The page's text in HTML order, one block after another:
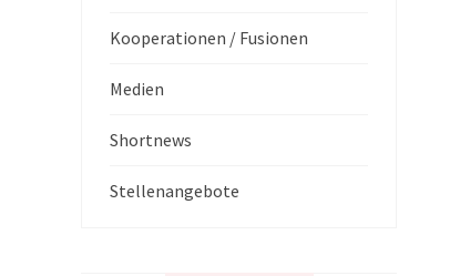
Kooperationen / Fusionen
Medien
Shortnews
Stellenangebote